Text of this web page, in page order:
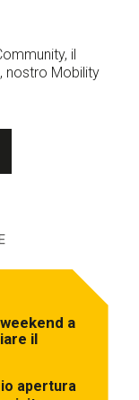
il
nostro Mobility
a
il
apertura